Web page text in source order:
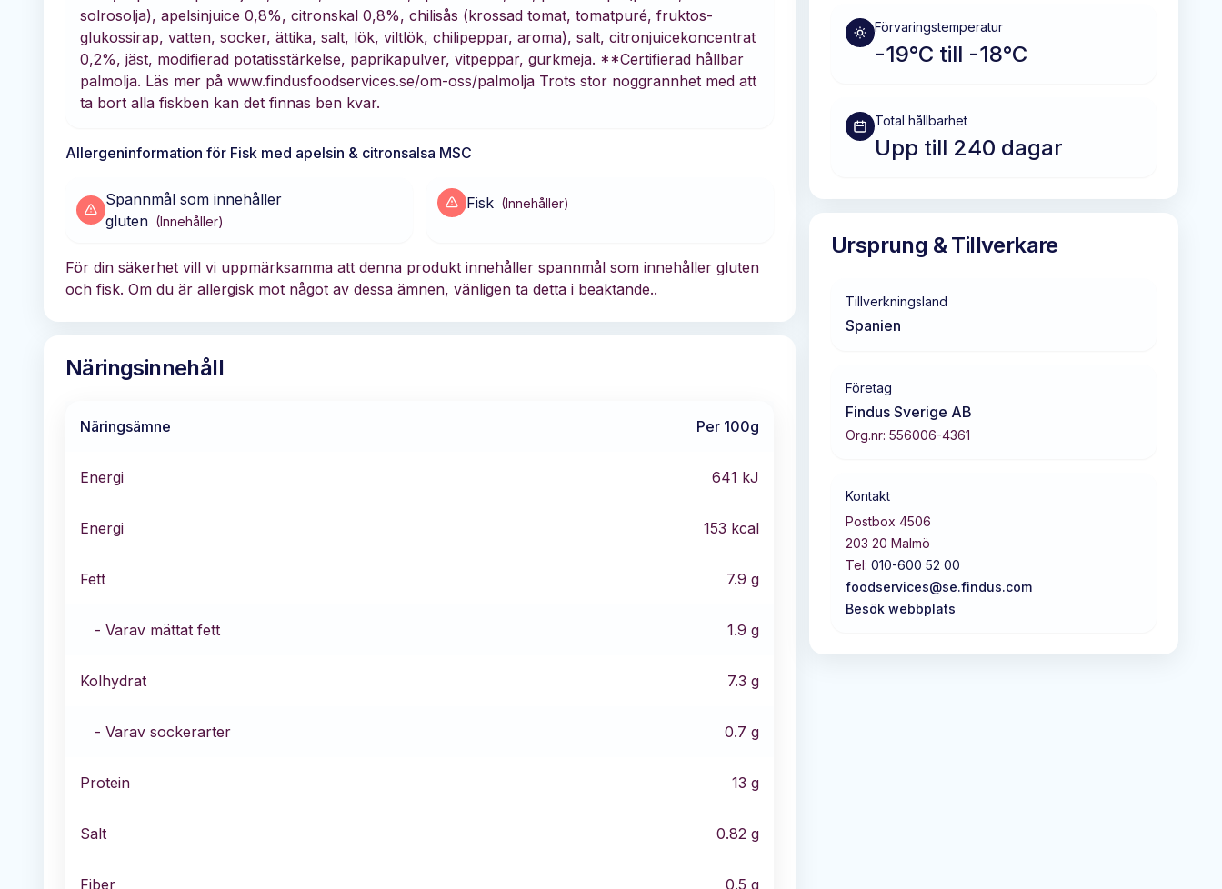
solrosolja), apelsinjuice 0,8%, citronskal 0,8%, chilisås (krossad tomat, tomatpuré, fruktos-
glukossirap, vatten, socker, ättika, salt, lök, viltlök, chilipeppar, aroma), salt, citronjuicekoncentrat
0,2%, jäst, modifierad potatisstärkelse, paprikapulver, vitpeppar, gurkmeja. **Certifierad hållbar
palmolja. Läs mer på www.findusfoodservices.se/om-oss/palmolja Trots stor noggrannhet med att
ta bort alla fiskben kan det finnas ben kvar.
Allergeninformation för Fisk med apelsin & citronsalsa MSC
Spannmål som innehåller
gluten (Innehåller)
Fisk (Innehåller)
För din säkerhet vill vi uppmärksamma att denna produkt innehåller spannmål som innehåller gluten
och fisk. Om du är allergisk mot något av dessa ämnen, vänligen ta detta i beaktande..
Näringsinnehåll
Näringsämne Per 100g
Energi 641 kJ
Energi 153 kcal
Fett 7.9 g
- Varav mättat fett 1.9 g
Kolhydrat 7.3 g
- Varav sockerarter 0.7 g
Protein 13 g
Salt 0.82 g
Fiber 0.5 g
Förvaringstemperatur
-19°C till -18°C
Total hållbarhet
Upp till 240 dagar
Ursprung & Tillverkare
Tillverkningsland
Spanien
Företag
Findus Sverige AB
Org.nr: 556006-4361
Kontakt
Postbox 4506
203 20 Malmö
Tel: 010-600 52 00
foodservices@se.findus.com
Besök webbplats